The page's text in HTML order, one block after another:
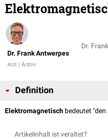
Dr. Frank Antwerpes
Arzt | Ärztin
Dr.
Definition
Elektromagnetisch bedeutet "den
Artikelinhalt ist veraltet?